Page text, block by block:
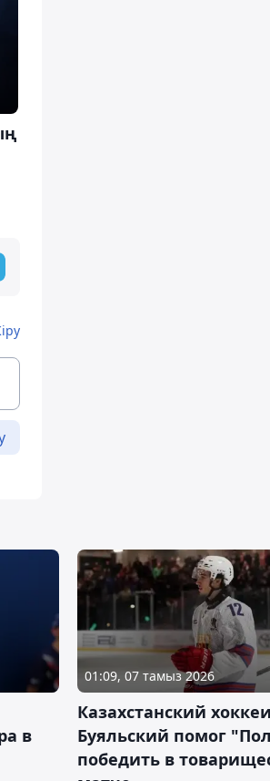
в
01:09, 07 тамыз 2026
Казахстанский
Буяльский помог
победить в